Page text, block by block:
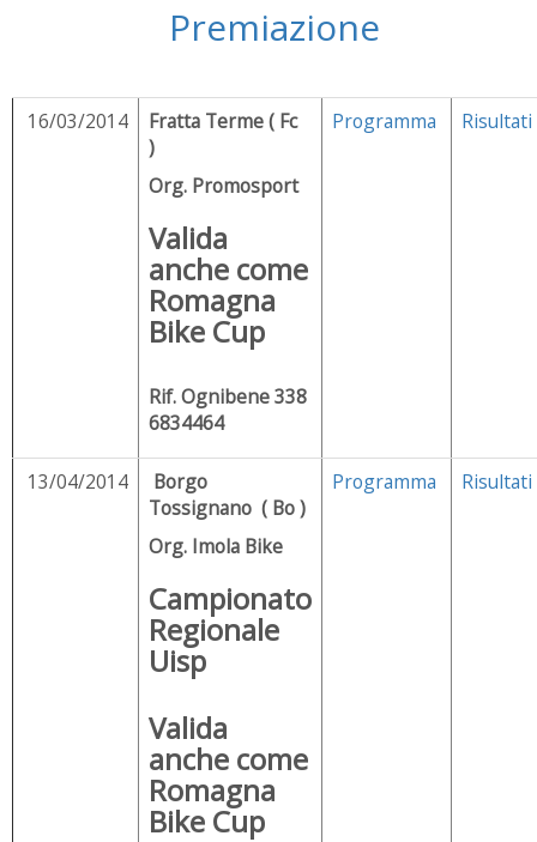
Premiazione
16/03/2014
Fratta Terme ( Fc
)
Org. Promosport
Valida
anche come
Romagna
Bike Cup
Rif. Ognibene 338
6834464
Programma Risultati
13/04/2014
Borgo
Tossignano ( Bo )
Org. Imola Bike
Campionato
Regionale
Uisp
Valida
anche come
Romagna
Bike Cup
Programma Risultati